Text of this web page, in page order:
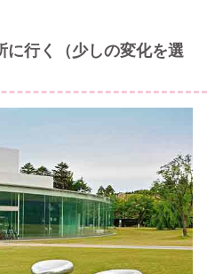
行く（少しの変化を選